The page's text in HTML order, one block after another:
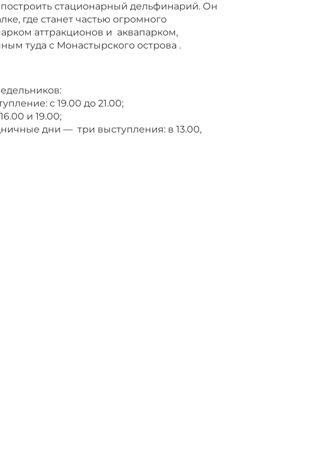
стационарный дельфинарий. Он
где станет частью огромного
аттракционов и аквапарком,
туда с Монастырского острова .
с 19.00 до 21.00;
и 19.00;
дни — три выступления: в 13.00,